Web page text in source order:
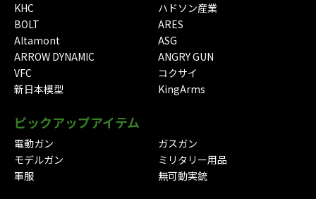
KHC
ハドソン産業
BOLT
ARES
Altamont
ASG
ARROW DYNAMIC
ANGRY GUN
VFC
コクサイ
新日本模型
KingArms
ピックアップアイテム
電動ガン
ガスガン
モデルガン
ミリタリー用品
軍服
無可動実銃